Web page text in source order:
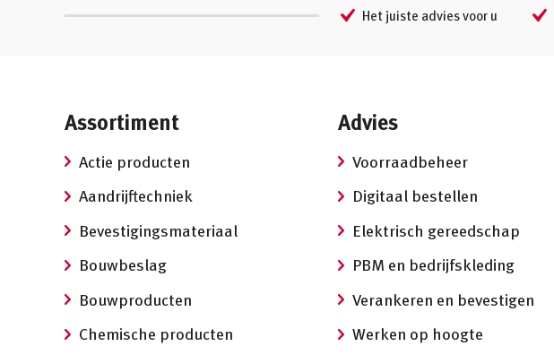
Het juiste advies voor u
Assortiment
Actie producten
Aandrijftechniek
Bevestigingsmateriaal
Bouwbeslag
Bouwproducten
Chemische producten
Advies
Voorraadbeheer
Digitaal bestellen
Elektrisch gereedschap
PBM en bedrijfskleding
Verankeren en bevestigen
Werken op hoogte